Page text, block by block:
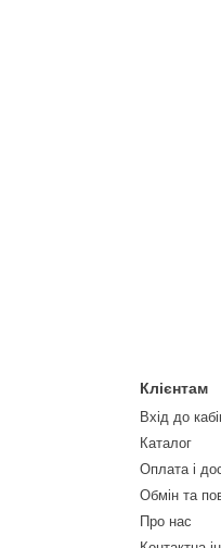
Клієнтам
Вхід до
Каталог
Оплата і
Обмін та
Про нас